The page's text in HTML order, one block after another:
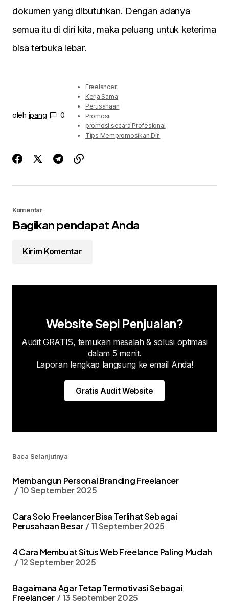
dokumen yang dibutuhkan. Dengan adanya
semua itu di diri kita, maka peluang untuk keterima
bisa terbuka lebar.
oleh ipang 0
Freelancer
Kerja Sama
Perusahaan
Promosi
promosi secara Profesional
Tips Mempromosikan Diri
Komentar
Bagikan pendapat Anda
Kirim Komentar
Website Sepi Penjualan?
Audit GRATIS, temukan masalah & solusi optimasi
dalam 5 menit.
Laporan lengkap langsung ke email Anda!
Gratis Audit Website
Baca Selanjutnya
Membangun Personal Branding Freelancer
10 September 2025
Cara Solo Freelancer Bisa Terlihat Sebagai
Perusahaan Besar
11 September 2025
4 Cara Membuat Situs Web Freelance Paling Mudah
12 September 2025
Bagaimana Agar Tetap Termotivasi Sebagai
Freelancer
13 September 2025